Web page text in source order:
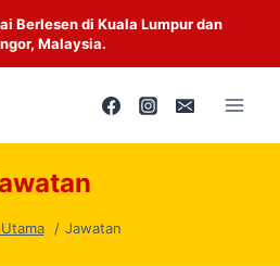
Berlesen di Kuala Lumpur dan
Malaysia.
Jawatan